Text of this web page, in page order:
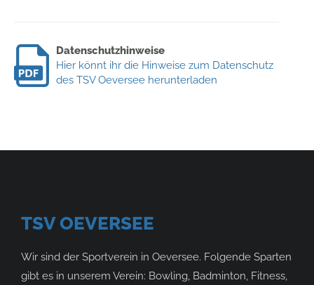
Datenschutzhinweise
Hier könnt ihr die Hinweise zum Datenschutz
des TSV Oeversee herunterladen
TSV OEVERSEE
Wir sind der Sportverein in Oeversee. Folgende Sparten
gibt es in unserem Verein: Bowling, Badminton, Fitness,